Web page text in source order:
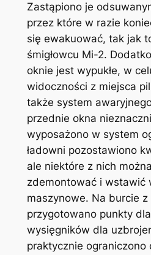
Zastąpiono je
przez które w razie
się ewakuować, tak jak
śmigłowcu Mi-2.
oknie jest wypukłe, w
widoczności z miejsca
także system
przednie okna
wyposażono w system
ładowni pozostawiono
ale niektóre z nich
zdemontować i wstawić
maszynowe. Na burcie
przygotowano punkty
wysięgników dla
praktycznie